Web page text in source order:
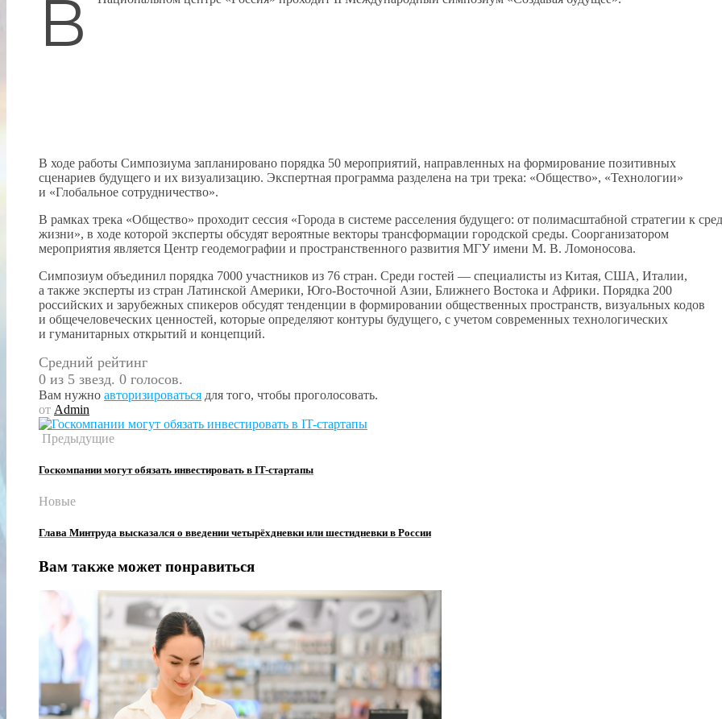
В
В ходе работы Симпозиума запланировано порядка 50 мероприятий, направленных на формирование позитивных
сценариев будущего и их визуализацию. Экспертная программа разделена на три трека: «Общество», «Технологии»
и «Глобальное сотрудничество».
В рамках трека «Общество» проходит сессия «Города в системе расселения будущего: от полимасштабной стратегии к
жизни», в ходе которой эксперты обсудят вероятные векторы трансформации городской среды. Соорганизатором
мероприятия является Центр геодемографии и пространственного развития МГУ имени М. В. Ломоносова.
Симпозиум объединил порядка 7000 участников из 76 стран. Среди гостей — специалисты из Китая, США, Италии,
а также эксперты из стран Латинской Америки, Юго-Восточной Азии, Ближнего Востока и Африки. Порядка 200
российских и зарубежных спикеров обсудят тенденции в формировании общественных пространств, визуальных кодов
и общечеловеческих ценностей, которые определяют контуры будущего, с учетом современных технологических
и гуманитарных открытий и концепций.
Средний рейтинг
0 из 5 звезд. 0 голосов.
Вам нужно авторизироваться для того, чтобы проголосовать.
от Admin
Предыдущие
Госкомпании могут обязать инвестировать в IT-стартапы
Новые
Глава Минтруда высказался о введении четырёхдневки или шестидневки в России
Вам также может понравиться